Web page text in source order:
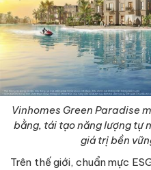
Vinhomes Green Paradise
bằng, tái tạo năng lượng tự
giá trị bền
Trên thế giới, chuẩn mực